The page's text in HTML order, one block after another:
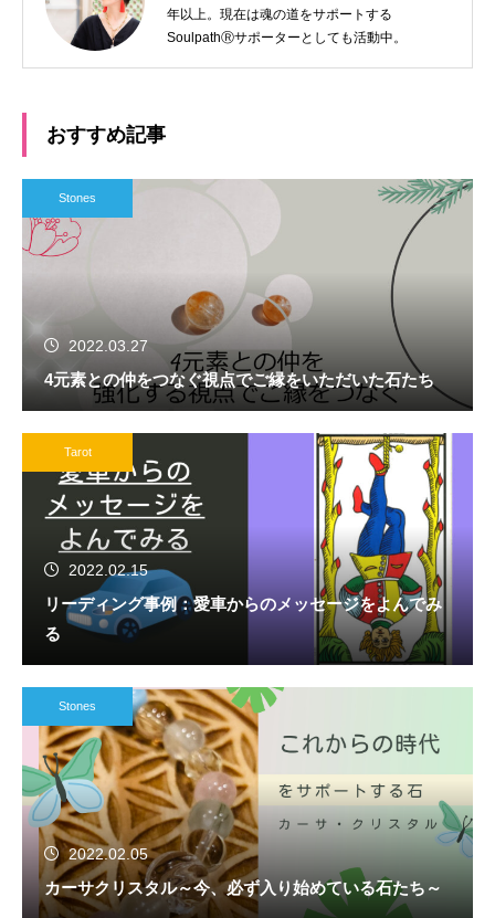
年以上。現在は魂の道をサポートする
SoulpathⓇサポーターとしても活動中。
おすすめ記事
Stones
2022.03.27
4元素との仲をつなぐ視点でご縁をいただいた石たち
Tarot
2022.02.15
リーディング事例：愛車からのメッセージをよんでみ
る
Stones
2022.02.05
カーサクリスタル～今、必ず入り始めている石たち～